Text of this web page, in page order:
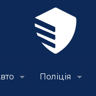
Поліція